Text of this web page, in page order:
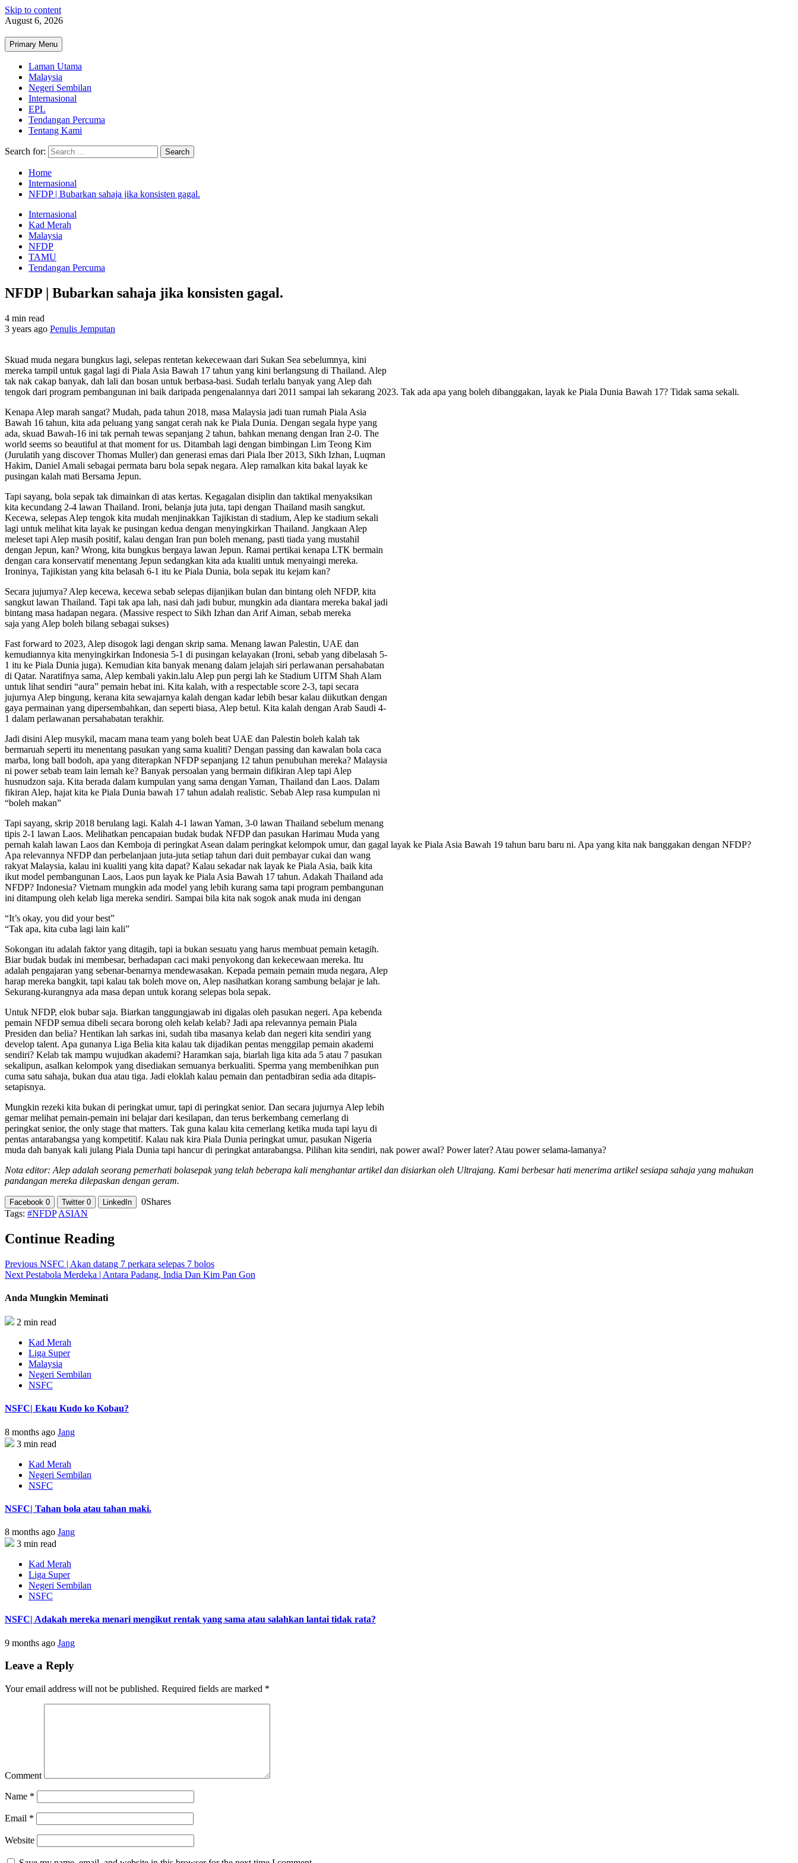
Skip to content
August 6, 2026
Primary Menu
Laman Utama
Malaysia
Negeri Sembilan
Internasional
EPL
Tendangan Percuma
Tentang Kami
Search for:
Home
Internasional
NFDP | Bubarkan sahaja jika konsisten gagal.
Internasional
Kad Merah
Malaysia
NFDP
TAMU
Tendangan Percuma
NFDP | Bubarkan sahaja jika konsisten gagal.
4 min read
3 years ago Penulis Jemputan
Skuad muda negara bungkus lagi, selepas rentetan kekecewaan dari Sukan Sea sebelumnya, kini
mereka tampil untuk gagal lagi di Piala Asia Bawah 17 tahun yang kini berlangsung di Thailand. Alep
tak nak cakap banyak, dah lali dan bosan untuk berbasa-basi. Sudah terlalu banyak yang Alep dah
tengok dari program pembangunan ini baik daripada pengenalannya dari 2011 sampai lah sekarang 2023. Tak ada apa yang boleh dibanggakan, layak ke Piala Dunia Bawah 17? Tidak sama sekali.
Kenapa Alep marah sangat? Mudah, pada tahun 2018, masa Malaysia jadi tuan rumah Piala Asia
Bawah 16 tahun, kita ada peluang yang sangat cerah nak ke Piala Dunia. Dengan segala hype yang
ada, skuad Bawah-16 ini tak pernah tewas sepanjang 2 tahun, bahkan menang dengan Iran 2-0. The
world seems so beautiful at that moment for us. Ditambah lagi dengan bimbingan Lim Teong Kim
(Jurulatih yang discover Thomas Muller) dan generasi emas dari Piala Iber 2013, Sikh Izhan, Luqman
Hakim, Daniel Amali sebagai permata baru bola sepak negara. Alep ramalkan kita bakal layak ke
pusingan kalah mati Bersama Jepun.
Tapi sayang, bola sepak tak dimainkan di atas kertas. Kegagalan disiplin dan taktikal menyaksikan
kita kecundang 2-4 lawan Thailand. Ironi, belanja juta juta, tapi dengan Thailand masih sangkut.
Kecewa, selepas Alep tengok kita mudah menjinakkan Tajikistan di stadium, Alep ke stadium sekali
lagi untuk melihat kita layak ke pusingan kedua dengan menyingkirkan Thailand. Jangkaan Alep
meleset tapi Alep masih positif, kalau dengan Iran pun boleh menang, pasti tiada yang mustahil
dengan Jepun, kan? Wrong, kita bungkus bergaya lawan Jepun. Ramai pertikai kenapa LTK bermain
dengan cara konservatif menentang Jepun sedangkan kita ada kualiti untuk menyaingi mereka.
Ironinya, Tajikistan yang kita belasah 6-1 itu ke Piala Dunia, bola sepak itu kejam kan?
Secara jujurnya? Alep kecewa, kecewa sebab selepas dijanjikan bulan dan bintang oleh NFDP, kita
sangkut lawan Thailand. Tapi tak apa lah, nasi dah jadi bubur, mungkin ada diantara mereka bakal jadi
bintang masa hadapan negara. (Massive respect to Sikh Izhan dan Arif Aiman, sebab mereka
saja yang Alep boleh bilang sebagai sukses)
Fast forward to 2023, Alep disogok lagi dengan skrip sama. Menang lawan Palestin, UAE dan
kemudiannya kita menyingkirkan Indonesia 5-1 di pusingan kelayakan (Ironi, sebab yang dibelasah 5-
1 itu ke Piala Dunia juga). Kemudian kita banyak menang dalam jelajah siri perlawanan persahabatan
di Qatar. Naratifnya sama, Alep kembali yakin.lalu Alep pun pergi lah ke Stadium UITM Shah Alam
untuk lihat sendiri “aura” pemain hebat ini. Kita kalah, with a respectable score 2-3, tapi secara
jujurnya Alep bingung, kerana kita sewajarnya kalah dengan kadar lebih besar kalau diikutkan dengan
gaya permainan yang dipersembahkan, dan seperti biasa, Alep betul. Kita kalah dengan Arab Saudi 4-
1 dalam perlawanan persahabatan terakhir.
Jadi disini Alep musykil, macam mana team yang boleh beat UAE dan Palestin boleh kalah tak
bermaruah seperti itu menentang pasukan yang sama kualiti? Dengan passing dan kawalan bola caca
marba, long ball bodoh, apa yang diterapkan NFDP sepanjang 12 tahun penubuhan mereka? Malaysia
ni power sebab team lain lemah ke? Banyak persoalan yang bermain difikiran Alep tapi Alep
husnudzon saja. Kita berada dalam kumpulan yang sama dengan Yaman, Thailand dan Laos. Dalam
fikiran Alep, hajat kita ke Piala Dunia bawah 17 tahun adalah realistic. Sebab Alep rasa kumpulan ni
“boleh makan”
Tapi sayang, skrip 2018 berulang lagi. Kalah 4-1 lawan Yaman, 3-0 lawan Thailand sebelum menang
tipis 2-1 lawan Laos. Melihatkan pencapaian budak budak NFDP dan pasukan Harimau Muda yang
pernah kalah lawan Laos dan Kemboja di peringkat Asean dalam peringkat kelompok umur, dan gagal layak ke Piala Asia Bawah 19 tahun baru baru ni. Apa yang kita nak banggakan dengan NFDP?
Apa relevannya NFDP dan perbelanjaan juta-juta setiap tahun dari duit pembayar cukai dan wang
rakyat Malaysia, kalau ini kualiti yang kita dapat? Kalau sekadar nak layak ke Piala Asia, baik kita
ikut model pembangunan Laos, Laos pun layak ke Piala Asia Bawah 17 tahun. Adakah Thailand ada
NFDP? Indonesia? Vietnam mungkin ada model yang lebih kurang sama tapi program pembangunan
ini ditampung oleh kelab liga mereka sendiri. Sampai bila kita nak sogok anak muda ini dengan
“It’s okay, you did your best”
“Tak apa, kita cuba lagi lain kali”
Sokongan itu adalah faktor yang ditagih, tapi ia bukan sesuatu yang harus membuat pemain ketagih.
Biar budak budak ini membesar, berhadapan caci maki penyokong dan kekecewaan mereka. Itu
adalah pengajaran yang sebenar-benarnya mendewasakan. Kepada pemain pemain muda negara, Alep
harap mereka bangkit, tapi kalau tak boleh move on, Alep nasihatkan korang sambung belajar je lah.
Sekurang-kurangnya ada masa depan untuk korang selepas bola sepak.
Untuk NFDP, elok bubar saja. Biarkan tanggungjawab ini digalas oleh pasukan negeri. Apa kebenda
pemain NFDP semua dibeli secara borong oleh kelab kelab? Jadi apa relevannya pemain Piala
Presiden dan belia? Hentikan lah sarkas ini, sudah tiba masanya kelab dan negeri kita sendiri yang
develop talent. Apa gunanya Liga Belia kita kalau tak dijadikan pentas menggilap pemain akademi
sendiri? Kelab tak mampu wujudkan akademi? Haramkan saja, biarlah liga kita ada 5 atau 7 pasukan
sekalipun, asalkan kelompok yang disediakan semuanya berkualiti. Sperma yang membenihkan pun
cuma satu sahaja, bukan dua atau tiga. Jadi eloklah kalau pemain dan pentadbiran sedia ada ditapis-
setapisnya.
Mungkin rezeki kita bukan di peringkat umur, tapi di peringkat senior. Dan secara jujurnya Alep lebih
gemar melihat pemain-pemain ini belajar dari kesilapan, dan terus berkembang cemerlang di
peringkat senior, the only stage that matters. Tak guna kalau kita cemerlang ketika muda tapi layu di
pentas antarabangsa yang kompetitif. Kalau nak kira Piala Dunia peringkat umur, pasukan Nigeria
muda dah banyak kali julang Piala Dunia tapi hancur di peringkat antarabangsa. Pilihan kita sendiri, nak power awal? Power later? Atau power selama-lamanya?
Nota editor: Alep adalah seorang pemerhati bolasepak yang telah beberapa kali menghantar artikel dan disiarkan oleh Ultrajang. Kami berbesar hati menerima artikel sesiapa sahaja yang mahukan
pandangan mereka dilepaskan dengan geram.
Facebook 0 Twitter 0 LinkedIn 0Shares
Tags: #NFDP ASIAN
Continue Reading
Previous NSFC | Akan datang 7 perkara selepas 7 bolos
Next Pestabola Merdeka | Antara Padang, India Dan Kim Pan Gon
Anda Mungkin Meminati
2 min read
Kad Merah
Liga Super
Malaysia
Negeri Sembilan
NSFC
NSFC| Ekau Kudo ko Kobau?
8 months ago Jang
3 min read
Kad Merah
Negeri Sembilan
NSFC
NSFC| Tahan bola atau tahan maki.
8 months ago Jang
3 min read
Kad Merah
Liga Super
Negeri Sembilan
NSFC
NSFC| Adakah mereka menari mengikut rentak yang sama atau salahkan lantai tidak rata?
9 months ago Jang
Leave a Reply
Your email address will not be published. Required fields are marked *
Comment
Name *
Email *
Website